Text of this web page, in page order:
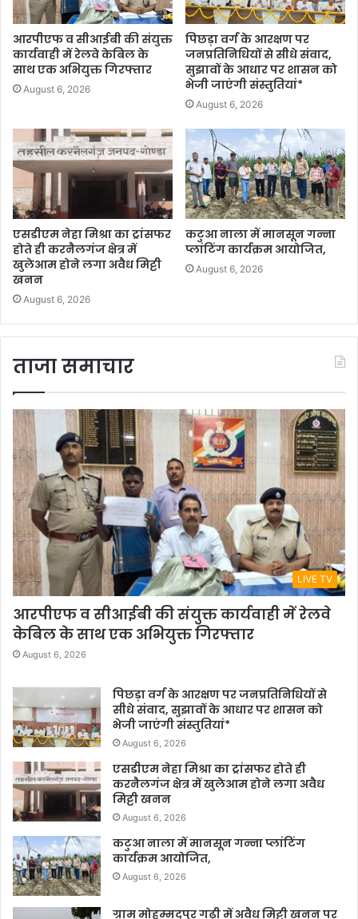
आरपीएफ व सीआईबी की संयुक्त
कार्यवाही में रेलवे केबिल के
साथ एक अभियुक्त गिरफ्तार
August 6, 2026
पिछड़ा वर्ग के आरक्षण पर
जनप्रतिनिधियों से सीधे संवाद,
सुझावों के आधार पर शासन को
भेजी जाएंगी संस्तुतियां*
August 6, 2026
एसडीएम नेहा मिश्रा का ट्रांसफर
होते ही करनैलगंज क्षेत्र में
खुलेआम होने लगा अवैध मिट्टी
खनन
August 6, 2026
कटुआ नाला में मानसून गन्ना
प्लांटिंग कार्यक्रम आयोजित,
August 6, 2026
ताजा समाचार
LIVE TV
आरपीएफ व सीआईबी की संयुक्त कार्यवाही में रेलवे
केबिल के साथ एक अभियुक्त गिरफ्तार
August 6, 2026
पिछड़ा वर्ग के आरक्षण पर जनप्रतिनिधियों से
सीधे संवाद, सुझावों के आधार पर शासन को
भेजी जाएंगी संस्तुतियां*
August 6, 2026
एसडीएम नेहा मिश्रा का ट्रांसफर होते ही
करनैलगंज क्षेत्र में खुलेआम होने लगा अवैध
मिट्टी खनन
August 6, 2026
कटुआ नाला में मानसून गन्ना प्लांटिंग
कार्यक्रम आयोजित,
August 6, 2026
ग्राम मोहम्मदपुर गढ़ी में अवैध मिट्टी खनन पर